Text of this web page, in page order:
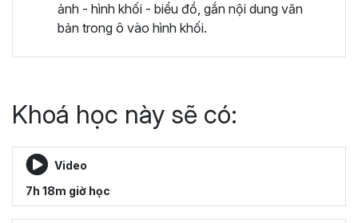
ảnh - hình khối - biểu đồ, gắn nội dung văn
bản trong ô vào hình khối.
Khoá học này sẽ có:
Video
7h 18m giờ học